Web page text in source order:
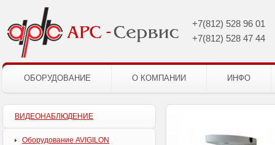
+7(812) 528 96 01
+7(812) 528 47 44
ОБОРУДОВАНИЕ О КОМПАНИИ ИНФО
ВИДЕОНАБЛЮДЕНИЕ
Оборудование AVIGILON